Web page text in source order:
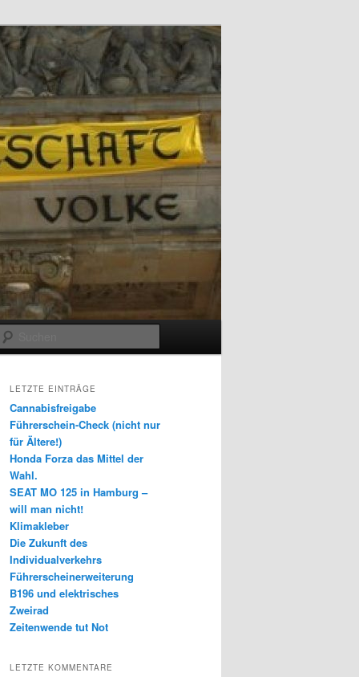
LETZTE EINTRÄGE
Cannabisfreigabe
Führerschein-Check (nicht nur
für Ältere!)
Honda Forza das Mittel der
Wahl.
SEAT MO 125 in Hamburg –
will man nicht!
Klimakleber
Die Zukunft des
Individualverkehrs
Führerscheinerweiterung
B196 und elektrisches
Zweirad
Zeitenwende tut Not
LETZTE KOMMENTARE